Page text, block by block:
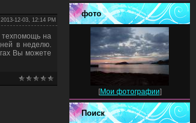
2013-12-03, 12:14 PM
техпомощь на
в неделю.
Вы можете
фото
[Мои фотографии]
Поиск